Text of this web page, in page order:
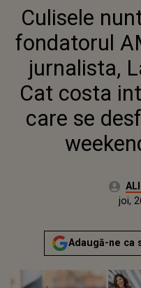
Culisele
fondatorul
jurnalista,
Cat costa
care se
Autor:
joi,
Adaugă-ne ca